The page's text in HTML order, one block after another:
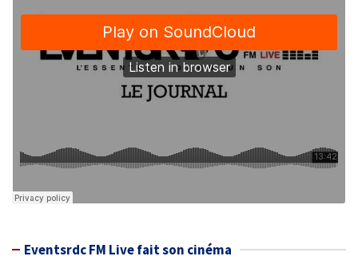
Eventsrdc FM Live fait son cinéma